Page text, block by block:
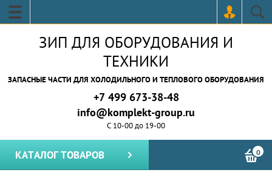
ЗИП ДЛЯ ОБОРУДОВАНИЯ И
ТЕХНИКИ
ЗАПАСНЫЕ ЧАСТИ ДЛЯ ХОЛОДИЛЬНОГО И ТЕПЛОВОГО ОБОРУДОВАНИЯ
+7 499 673-38-48
info@komplekt-group.ru
С 10-00 до 19-00
КАТАЛОГ ТОВАРОВ 0